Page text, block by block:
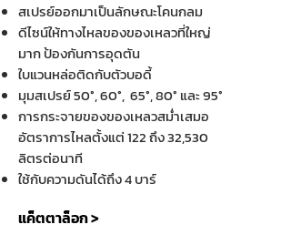
สเปรย์ออกมาเป็นลักษณะโคนกลม
ดีไซน์ให้ทางไหลของของเหลวที่ใหญ่
มาก ป้องกันการอุดตัน
ใบแวนหล่อติดกับตัวบอดี้
มุมสเปรย์ 50°, 60°, 65°, 80° และ 95°
การกระจายของของเหลวสม่ำเสมอ
อัตราการไหลตั้งแต่ 122 ถึง 32,530
ลิตรต่อนาที
ใช้กับความดันได้ถึง 4 บาร์
แค็ตตาล็อก >